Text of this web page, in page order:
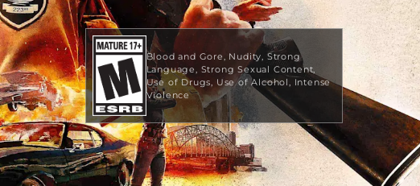
Blood and Gore Nudity Strong
Language
Strong Sexual Content
Use of Drugs Use of Alcohol
Intense
Violence